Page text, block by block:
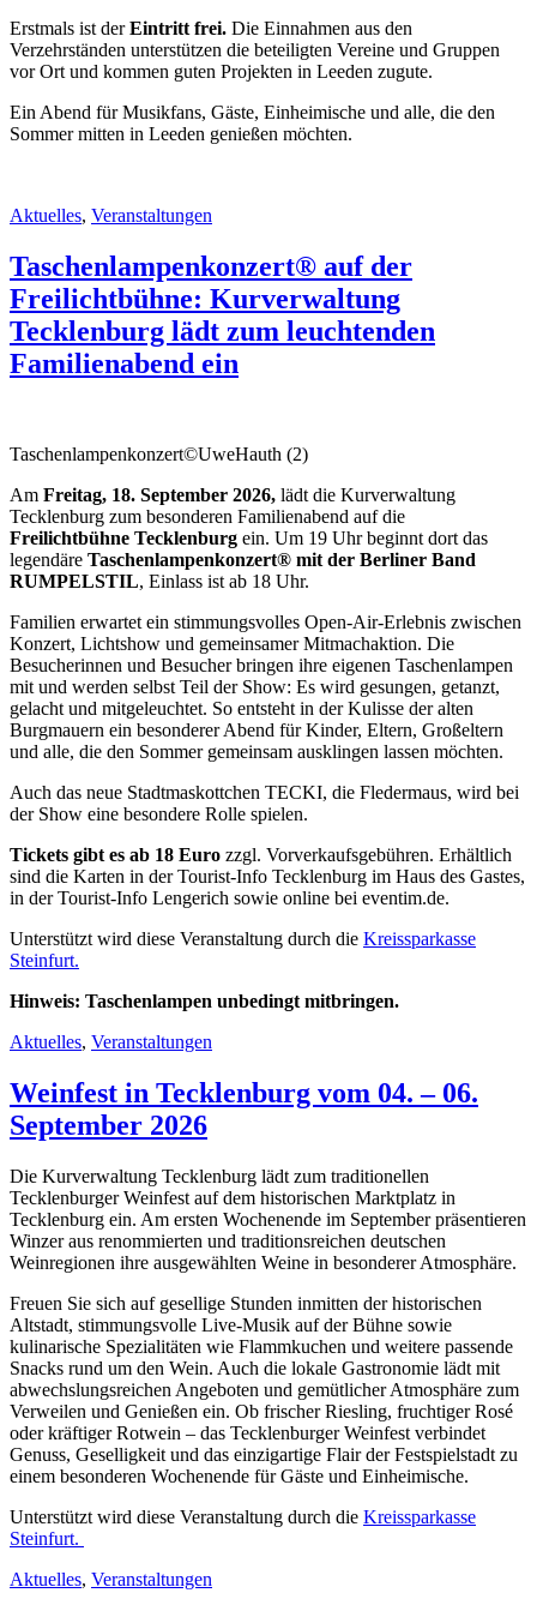
Erstmals ist derEintritt frei. Die Einnahmen aus den
Verzehrständen unterstützen die beteiligten Vereine und Gruppen
vor Ort und kommen guten Projekten in Leeden zugute.
Ein Abend für Musikfans, Gäste, Einheimische und alle, die den
Sommer mitten in Leeden genießen möchten.
Aktuelles, Veranstaltungen
Taschenlampenkonzert® auf der
Freilichtbühne: Kurverwaltung
Tecklenburg lädt zum leuchtenden
Familienabend ein
Taschenlampenkonzert©UweHauth (2)
Am Freitag, 18. September 2026, lädt die Kurverwaltung
Tecklenburg zum besonderen Familienabend auf die
Freilichtbühne Tecklenburg ein. Um 19 Uhr beginnt dort das
legendäre Taschenlampenkonzert® mit der Berliner Band
RUMPELSTIL, Einlass ist ab 18 Uhr.
Familien erwartet ein stimmungsvolles Open-Air-Erlebnis zwischen
Konzert, Lichtshow und gemeinsamer Mitmachaktion. Die
Besucherinnen und Besucher bringen ihre eigenen Taschenlampen
mit und werden selbst Teil der Show: Es wird gesungen, getanzt,
gelacht und mitgeleuchtet. So entsteht in der Kulisse der alten
Burgmauern ein besonderer Abend für Kinder, Eltern, Großeltern
und alle, die den Sommer gemeinsam ausklingen lassen möchten.
Auch das neue Stadtmaskottchen TECKI, die Fledermaus, wird bei
der Show eine besondere Rolle spielen.
Tickets gibt es ab 18 Euro zzgl. Vorverkaufsgebühren. Erhältlich
sind die Karten in der Tourist-Info Tecklenburg im Haus des Gastes,
in der Tourist-Info Lengerich sowie online bei eventim.de.
Unterstützt wird diese Veranstaltung durch die Kreissparkasse
Steinfurt.
Hinweis: Taschenlampen unbedingt mitbringen.
Aktuelles, Veranstaltungen
Weinfest in Tecklenburg vom 04. – 06.
September 2026
Die Kurverwaltung Tecklenburg lädt zum traditionellen
Tecklenburger Weinfest auf dem historischen Marktplatz in
Tecklenburg ein. Am ersten Wochenende im September präsentieren
Winzer aus renommierten und traditionsreichen deutschen
Weinregionen ihre ausgewählten Weine in besonderer Atmosphäre.
Freuen Sie sich auf gesellige Stunden inmitten der historischen
Altstadt, stimmungsvolle Live-Musik auf der Bühne sowie
kulinarische Spezialitäten wie Flammkuchen und weitere passende
Snacks rund um den Wein. Auch die lokale Gastronomie lädt mit
abwechslungsreichen Angeboten und gemütlicher Atmosphäre zum
Verweilen und Genießen ein. Ob frischer Riesling, fruchtiger Rosé
oder kräftiger Rotwein – das Tecklenburger Weinfest verbindet
Genuss, Geselligkeit und das einzigartige Flair der Festspielstadt zu
einem besonderen Wochenende für Gäste und Einheimische.
Unterstützt wird diese Veranstaltung durch die Kreissparkasse
Steinfurt.
Aktuelles, Veranstaltungen